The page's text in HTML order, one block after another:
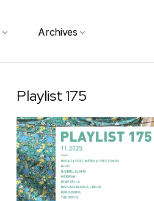
Archives
Playlist 175